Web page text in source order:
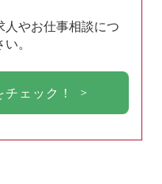
やお仕事相談につ
。
ェック！